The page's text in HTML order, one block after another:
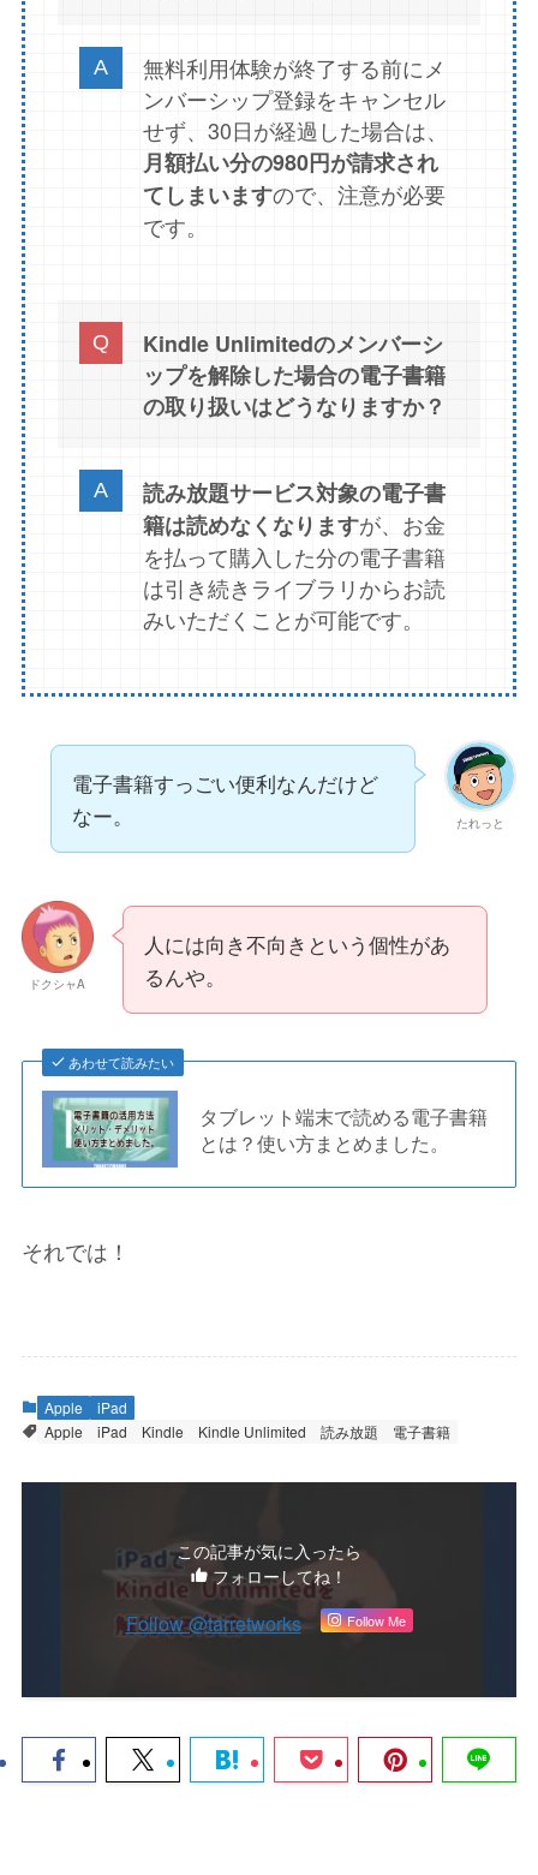
無料利用体験が終了する前にメ
ンバーシップ登録をキャンセル
せず、30日が経過した場合は、
月額払い分の980円が請求され
てしまいますので、注意が必要
です。
Kindle Unlimitedのメンバーシ
ップを解除した場合の電子書籍
の取り扱いはどうなりますか？
読み放題サービス対象の電子書
籍は読めなくなりますが、お金
を払って購入した分の電子書籍
は引き続きライブラリからお読
みいただくことが可能です。
たれっと
電子書籍すっごい便利なんだけど
なー。
ドクシャA
人には向き不向きという個性があ
るんや。
あわせて読みたい
タブレット端末で読める電子書籍
とは？使い方まとめました。
それでは！
Apple
iPad
Apple
iPad Kindle Kindle Unlimited 読み放題 電子書籍
この記事が気に入ったら
フォローしてね！
Follow @tarretworks Follow Me